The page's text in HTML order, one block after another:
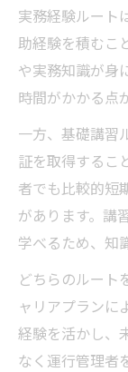
実務経験ルート
助経験を積むこ
や実務知識が身
時間がかかる点
一方、基礎講習
証を取得するこ
者でも比較的短
があります。講
学べるため、知
どちらのルート
ャリアプランに
経験を活かし、
なく運行管理者